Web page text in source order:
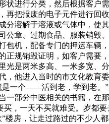
状进行分类，然后根据客
再把报废的电子元件进行
分溶解于溶液或气体中，
章、过期食品、服装销毁
包机，配备专门的押运车
正规销毁证明，如客户需
光是两米多高、一米多宽
，他进入当时的市文化教
是一个——活到老，学到老
一部分中医相关的书籍，
一天不买就难受。岁都要
”楼房，让走过路过的不